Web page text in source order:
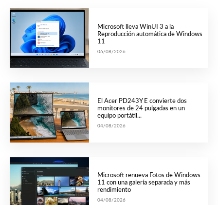
Microsoft lleva WinUI 3 a la
Reproducción automática de Windows
11
06/08/2026
El Acer PD243Y E convierte dos
monitores de 24 pulgadas en un
equipo portátil...
04/08/2026
Microsoft renueva Fotos de Windows
11 con una galería separada y más
rendimiento
04/08/2026